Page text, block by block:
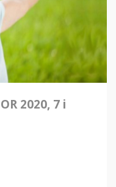
2020, 7 i